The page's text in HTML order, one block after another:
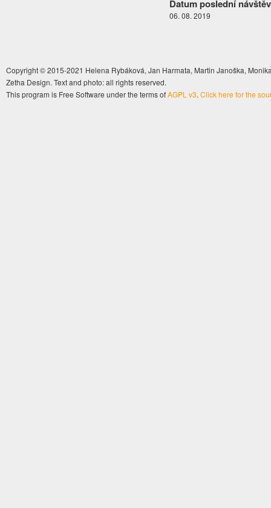
Datum poslední
06. 08. 2019
Copyright © 2015-2021 Helena Rybáková, Jan Harmata, Martin Janoška,
Zetha Design. Text and photo: all rights reserved.
This program is Free Software under the terms ofAGPL v3. Click here for the